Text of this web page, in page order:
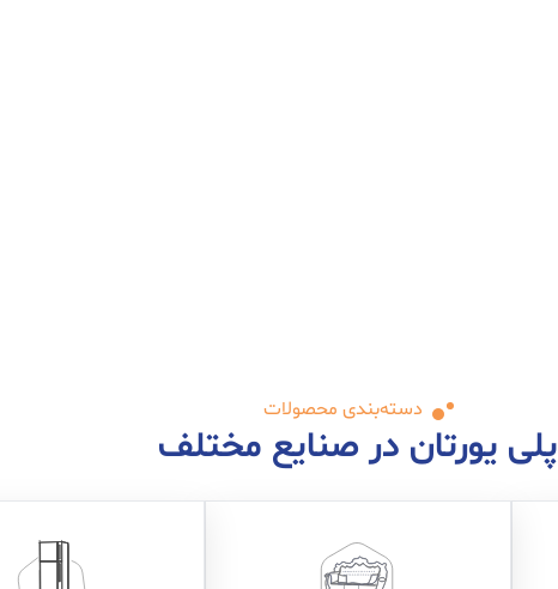
دسته‌بندی محصولات
پلی یورتان در صنایع مختلف